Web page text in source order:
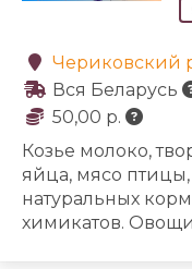
Чериковский
Вся Беларусь
50,00 р.
Козье молоко,
яйца, мясо
натуральных
химикатов. Овощи